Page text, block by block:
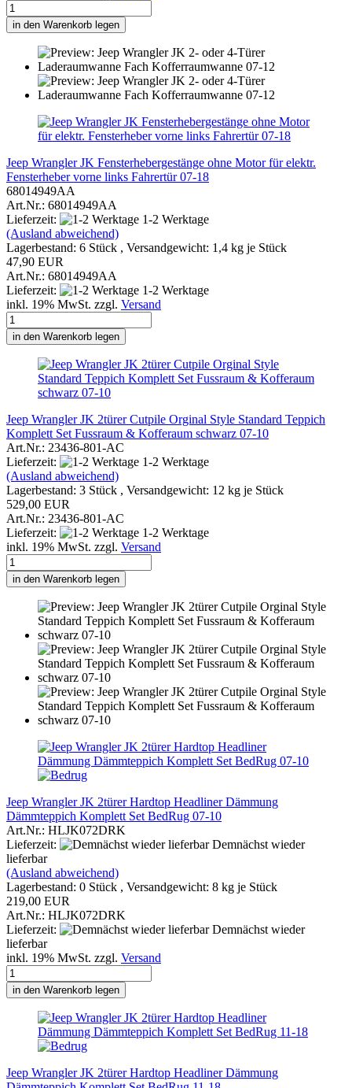
in den Warenkorb legen
Jeep Wrangler JK Fensterhebergestänge ohne Motor für elektr.
Fensterheber vorne links Fahrertür 07-18
68014949AA
Art.Nr.: 68014949AA
Lieferzeit:
1-2 Werktage
(Ausland abweichend)
Lagerbestand: 6 Stück , Versandgewicht: 1,4 kg je Stück
47,90 EUR
Art.Nr.: 68014949AA
Lieferzeit:
1-2 Werktage
inkl. 19% MwSt. zzgl. Versand
in den Warenkorb legen
Jeep Wrangler JK 2türer Cutpile Orginal Style Standard Teppich
Komplett Set Fussraum & Kofferaum schwarz 07-10
Art.Nr.: 23436-801-AC
Lieferzeit:
1-2 Werktage
(Ausland abweichend)
Lagerbestand: 3 Stück , Versandgewicht: 12 kg je Stück
529,00 EUR
Art.Nr.: 23436-801-AC
Lieferzeit:
1-2 Werktage
inkl. 19% MwSt. zzgl. Versand
in den Warenkorb legen
Jeep Wrangler JK 2türer Hardtop Headliner Dämmung
Dämmteppich Komplett Set BedRug 07-10
Art.Nr.: HLJK072DRK
Lieferzeit:
Demnächst wieder
lieferbar
(Ausland abweichend)
Lagerbestand: 0 Stück , Versandgewicht: 8 kg je Stück
219,00 EUR
Art.Nr.: HLJK072DRK
Lieferzeit:
Demnächst wieder
lieferbar
inkl. 19% MwSt. zzgl. Versand
in den Warenkorb legen
Jeep Wrangler JK 2türer Hardtop Headliner Dämmung